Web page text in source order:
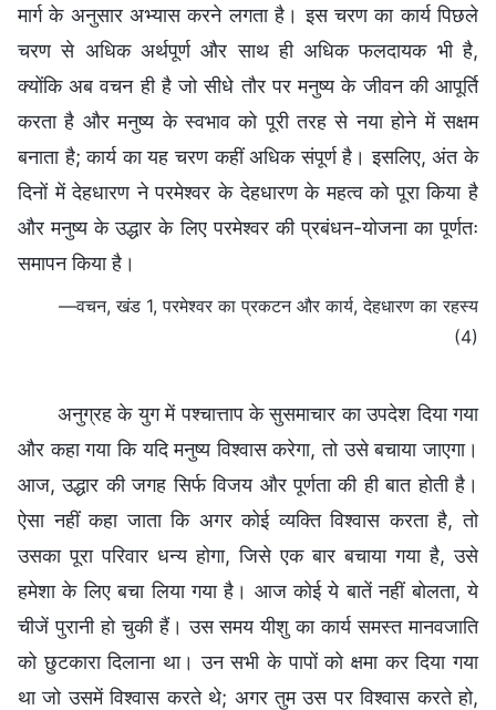
मार्ग के अनुसार अभ्यास करने लगता है। इस चरण का कार्य पिछले
चरण से अधिक अर्थपूर्ण और साथ ही अधिक फलदायक भी है,
क्योंकि अब वचन ही है जो सीधे तौर पर मनुष्य के जीवन की आपूर्ति
करता है और मनुष्य के स्वभाव को पूरी तरह से नया होने में सक्षम
बनाता है; कार्य का यह चरण कहीं अधिक संपूर्ण है। इसलिए, अंत के
दिनों में देहधारण ने परमेश्वर के देहधारण के महत्व को पूरा किया है
और मनुष्य के उद्धार के लिए परमेश्वर की प्रबंधन-योजना का पूर्णतः
समापन किया है।
—वचन, खंड 1, परमेश्वर का प्रकटन और कार्य, देहधारण का रहस्य
(4)
अनुग्रह के युग में पश्चात्ताप के सुसमाचार का उपदेश दिया गया
और कहा गया कि यदि मनुष्य विश्वास करेगा, तो उसे बचाया जाएगा।
आज, उद्धार की जगह सिर्फ विजय और पूर्णता की ही बात होती है।
ऐसा नहीं कहा जाता कि अगर कोई व्यक्ति विश्वास करता है, तो
उसका पूरा परिवार धन्य होगा, जिसे एक बार बचाया गया है, उसे
हमेशा के लिए बचा लिया गया है। आज कोई ये बातें नहीं बोलता, ये
चीजें पुरानी हो चुकी हैं। उस समय यीशु का कार्य समस्त मानवजाति
को छुटकारा दिलाना था। उन सभी के पापों को क्षमा कर दिया गया
था जो उसमें विश्वास करते थे; अगर तुम उस पर विश्वास करते हो,